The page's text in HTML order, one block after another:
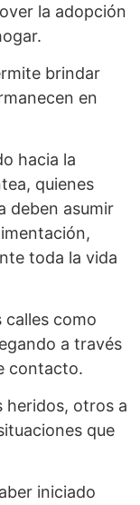
la adopción
brindar
en
hacia la
quienes
deben asumir
toda la vida
como
a través
contacto.
heridos, otros a
que
iniciado